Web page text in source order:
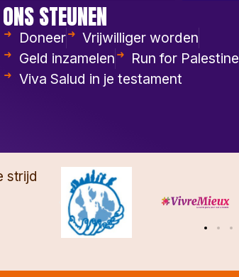
ONS STEUNEN
Doneer
Vrijwilliger worden
Geld inzamelen
Run for Palestine
Viva Salud in je testament
strijd